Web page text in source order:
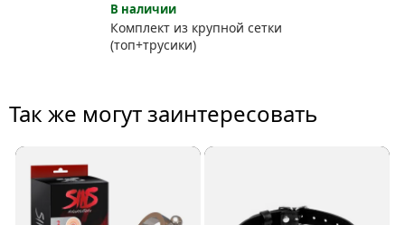
В наличии
Комплект из крупной сетки
(топ+трусики)
Так же могут заинтересовать